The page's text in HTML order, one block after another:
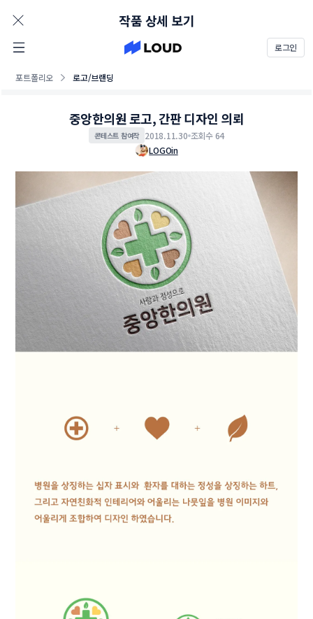
로그인
포트폴리오 로고/브랜딩
작품 상세 보기
중앙한의원 로고, 간판 디자인 의뢰
콘테스트 참여작 2018.11.30 조회수 64
LOGOin